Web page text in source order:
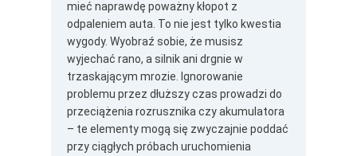
mieć naprawdę poważny kłopot z
odpaleniem auta. To nie jest tylko kwestia
wygody. Wyobraź sobie, że musisz
wyjechać rano, a silnik ani drgnie w
trzaskającym mrozie. Ignorowanie
problemu przez dłuższy czas prowadzi do
przeciążenia rozrusznika czy akumulatora
– te elementy mogą się zwyczajnie poddać
przy ciągłych próbach uruchomienia